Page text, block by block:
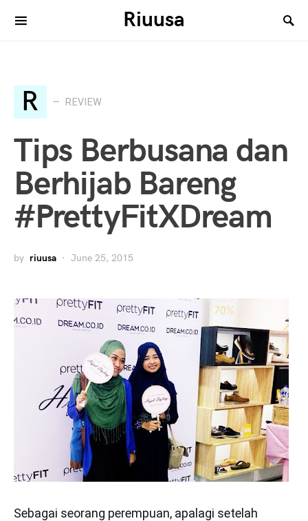
Riuusa
Search for:
R REVIEW
Tips Berbusana dan
Berhijab Bareng
#PrettyFitXDream
by riuusa June 25, 2015
Sebagai seorang perempuan, apalagi setelah